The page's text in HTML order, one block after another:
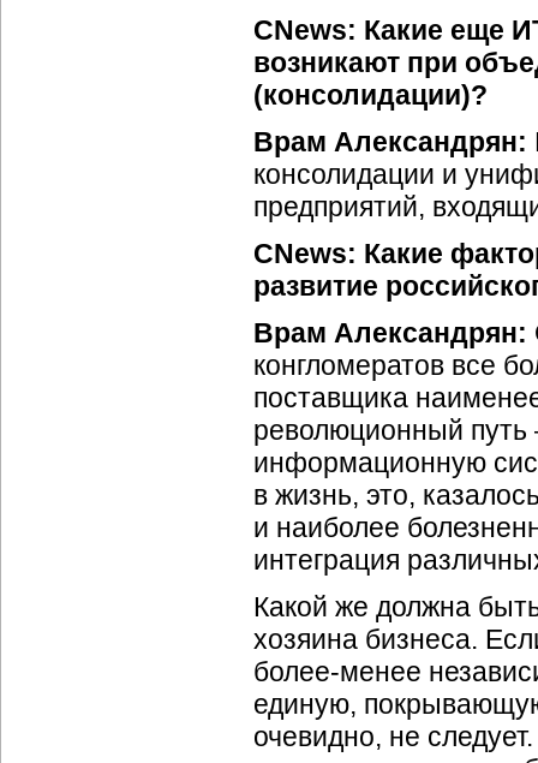
CNews: Какие еще
возникают при
(консолидации)?
Врам Александрян:
консолидации и
предприятий,
CNews: Какие
развитие
Врам Александрян:
конгломератов все
поставщика
революционный путь
информационную
в жизнь, это,
и наиболее
интеграция
Какой же должна
хозяина бизнеса.
более-менее
единую,
очевидно, не